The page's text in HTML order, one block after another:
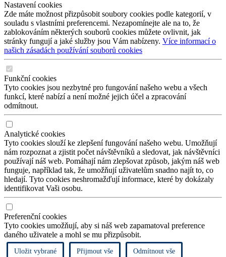
Nastavení cookies
Zde máte možnost přizpůsobit soubory cookies podle kategorií, v
souladu s vlastními preferencemi. Nezapomínejte ale na to, že
zablokováním některých souborů cookies můžete ovlivnit, jak
stránky fungují a jaké služby jsou Vám nabízeny. Více informací o
našich zásadách používání souborů cookies
Funkční cookies
Tyto cookies jsou nezbytné pro fungování našeho webu a všech
funkcí, které nabízí a není možné jejich účel a zpracování
odmítnout.
Analytické cookies
Tyto cookies slouží ke zlepšení fungování našeho webu. Umožňují
nám rozpoznat a zjistit počet návštěvníků a sledovat, jak návštěvníci
používají náš web. Pomáhají nám zlepšovat způsob, jakým náš web
funguje, například tak, že umožňují uživatelům snadno najít to, co
hledají. Tyto cookies neshromažďují informace, které by dokázaly
identifikovat Vaši osobu.
Preferenční cookies
Tyto cookies umožňují, aby si náš web zapamatoval preference
daného uživatele a mohl se mu přizpůsobit.
Uložit vybrané Přijmout vše Odmítnout vše